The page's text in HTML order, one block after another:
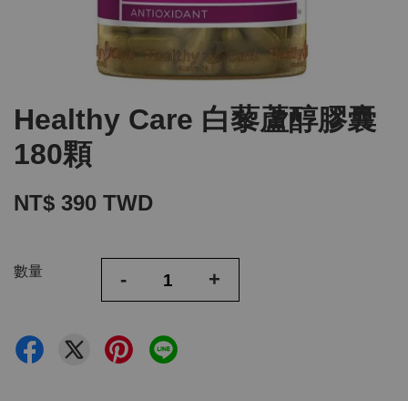
Healthy Care 白藜蘆醇膠囊
180顆
NT$ 390 TWD
數量 - +